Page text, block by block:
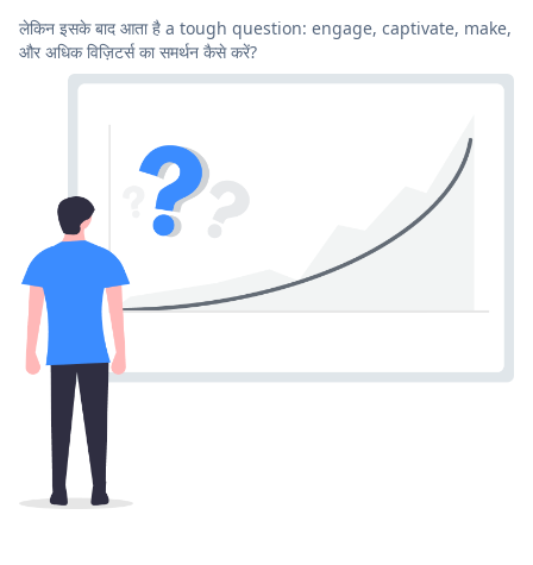
लेकिन इसके बाद आता है a tough question: engage, captivate, make,
और अधिक विज़िटर्स का समर्थन कैसे करें?